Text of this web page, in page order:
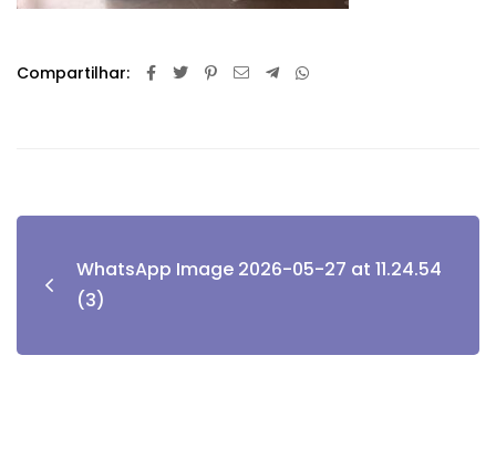
Compartilhar:
WhatsApp Image 2026-05-27 at 11.24.54
(3)